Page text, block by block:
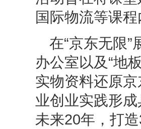
国际物流等课程
在“京东无限
办公室以及“地
实物资料还原
业创业实践形
未来20年，打